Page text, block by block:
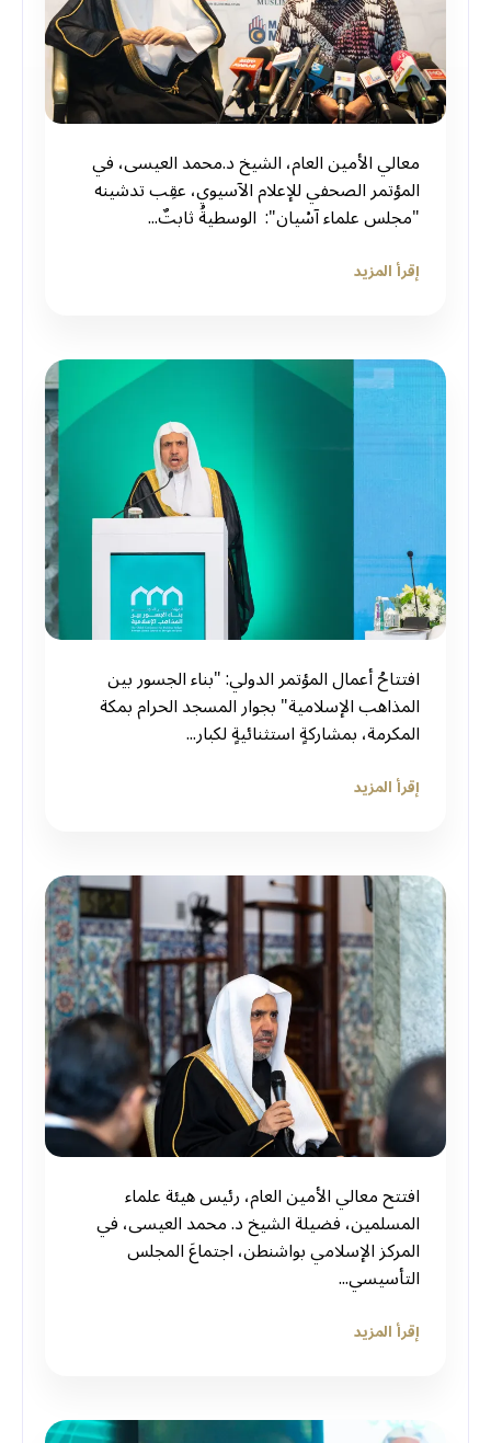
معالي الأمين العام، الشيخ د.⁧‫محمد العيسى‬⁩، في
المؤتمر الصحفي للإعلام الآسيوي، عقِب تدشينه
"مجلس علماء آسْيان": ‏ الوسطيةُ ثابتٌ...
إقرأ المزيد
افتتاحُ أعمال المؤتمر الدولي: "بناء الجسور بين
المذاهب الإسلامية" بجوار المسجد الحرام بمكة
المكرمة، بمشاركةٍ استثنائيةٍ لكبار...
إقرأ المزيد
‏افتتح معالي الأمين العام، رئيس هيئة علماء
المسلمين، فضيلة الشيخ د. ⁧‫محمد العيسى‬⁩، في
المركز الإسلامي بواشنطن، اجتماعَ المجلس
التأسيسي...
إقرأ المزيد